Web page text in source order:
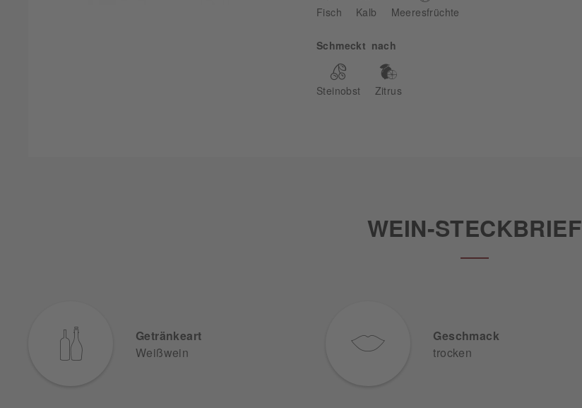
Fisch Kalb Meeresfrüchte
Schmeckt nach
Steinobst Zitrus
WEIN-STECKBRIEF
Getränkeart
Weißwein
Geschmack
trocken